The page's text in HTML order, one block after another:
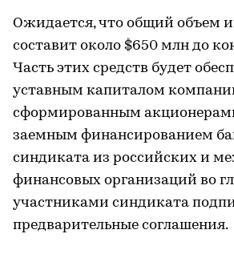
Ожидается, что общий объем
составит около $650 млн до
Часть этих средств будет
уставным капиталом
сформированным
заемным финансированием
синдиката из российских и
финансовых организаций во
участниками синдиката
предварительные соглашения.